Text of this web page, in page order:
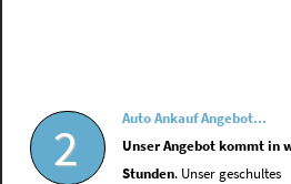
2
Auto Ankauf Angebot...
Unser Angebot kommt in
Stunden. Unser geschultes